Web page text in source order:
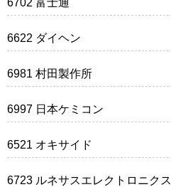
6622 ダイヘン
6981 村田製作所
6997 日本ケミコン
6521 オキサイド
6723 ルネサスエレクトロニクス